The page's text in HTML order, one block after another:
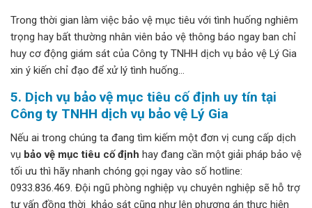
Trong thời gian làm việc bảo vệ mục tiêu với tình huống nghiêm
trọng hay bất thường nhân viên bảo vệ thông báo ngay ban chỉ
huy cơ động giám sát của Công ty TNHH dịch vụ bảo vệ Lý Gia
xin ý kiến chỉ đạo để xử lý tình huống…
5. Dịch vụ bảo vệ mục tiêu cố định uy tín tại
Công ty TNHH dịch vụ bảo vệ Lý Gia
Nếu ai trong chúng ta đang tìm kiếm một đơn vị cung cấp dịch
vụ bảo vệ mục tiêu cố định hay đang cần một giải pháp bảo vệ
tối ưu thì hãy nhanh chóng gọi ngay vào số hotline:
0933.836.469. Đội ngũ phòng nghiệp vụ chuyên nghiệp sẽ hỗ trợ
tư vấn đồng thời khảo sát cũng như lên phương án thực hiện